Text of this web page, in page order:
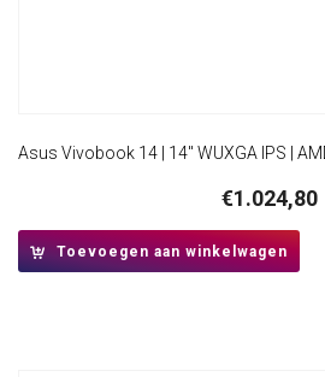
€1.024,80
Toevoegen aan winkelwagen